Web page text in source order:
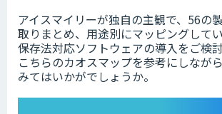
アイスマイリーが独自の主観で、56の
取りまとめ、用途別にマッピングして
保存法対応ソフトウェアの導入をご検
こちらのカオスマップを参考にしなが
みてはいかがでしょうか。